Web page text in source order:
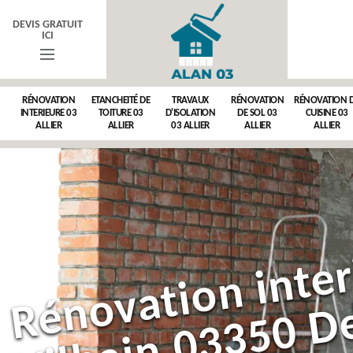
DEVIS GRATUIT
ICI
RÉNOVATION
INTERIEURE 03
ALLIER
ETANCHEITÉ DE
TOITURE 03
ALLIER
TRAVAUX
D'ISOLATION
03 ALLIER
RÉNOVATION
DE SOL 03
ALLIER
RÉNOVATION
CUISINE 03
ALLIER